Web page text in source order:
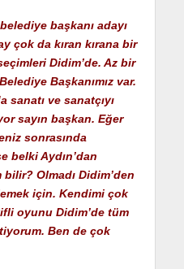
başkanı adayı
çok da kıran kırana bir
Didim’de. Az bir
Başkanımız var.
sanatı ve sanatçıyı
sayın başkan. Eğer
sonrasında
belki Aydın’dan
Olmadı Didim’den
için. Kendimi çok
oyunu Didim’de tüm
Ben de çok